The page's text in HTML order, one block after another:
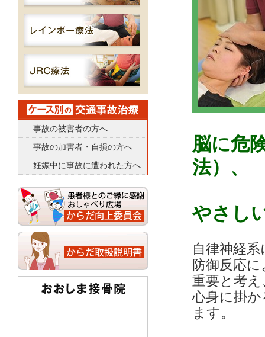
脳に危
法）、
やさし
自律神経
防御反応
重要と考え
心身に掛
ます。
事故の被害者の方へ
事故の加害者・自損の方へ
妊娠中に事故に遭われた方へ